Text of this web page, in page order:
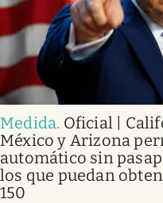
Medida. Oficial |
México y Arizona
automático sin
los que puedan
150